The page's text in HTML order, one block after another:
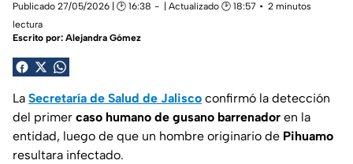
Publicado 27/05/2026 | 🕑 16:38 | Actualizado 🕑 18:57
2 minutos
lectura
Escrito por: Alejandra Gómez
La Secretaría de Salud de Jalisco confirmó la detección
del primer caso humano de gusano barrenador en la
entidad, luego de que un hombre originario de Pihuamo
resultara infectado.